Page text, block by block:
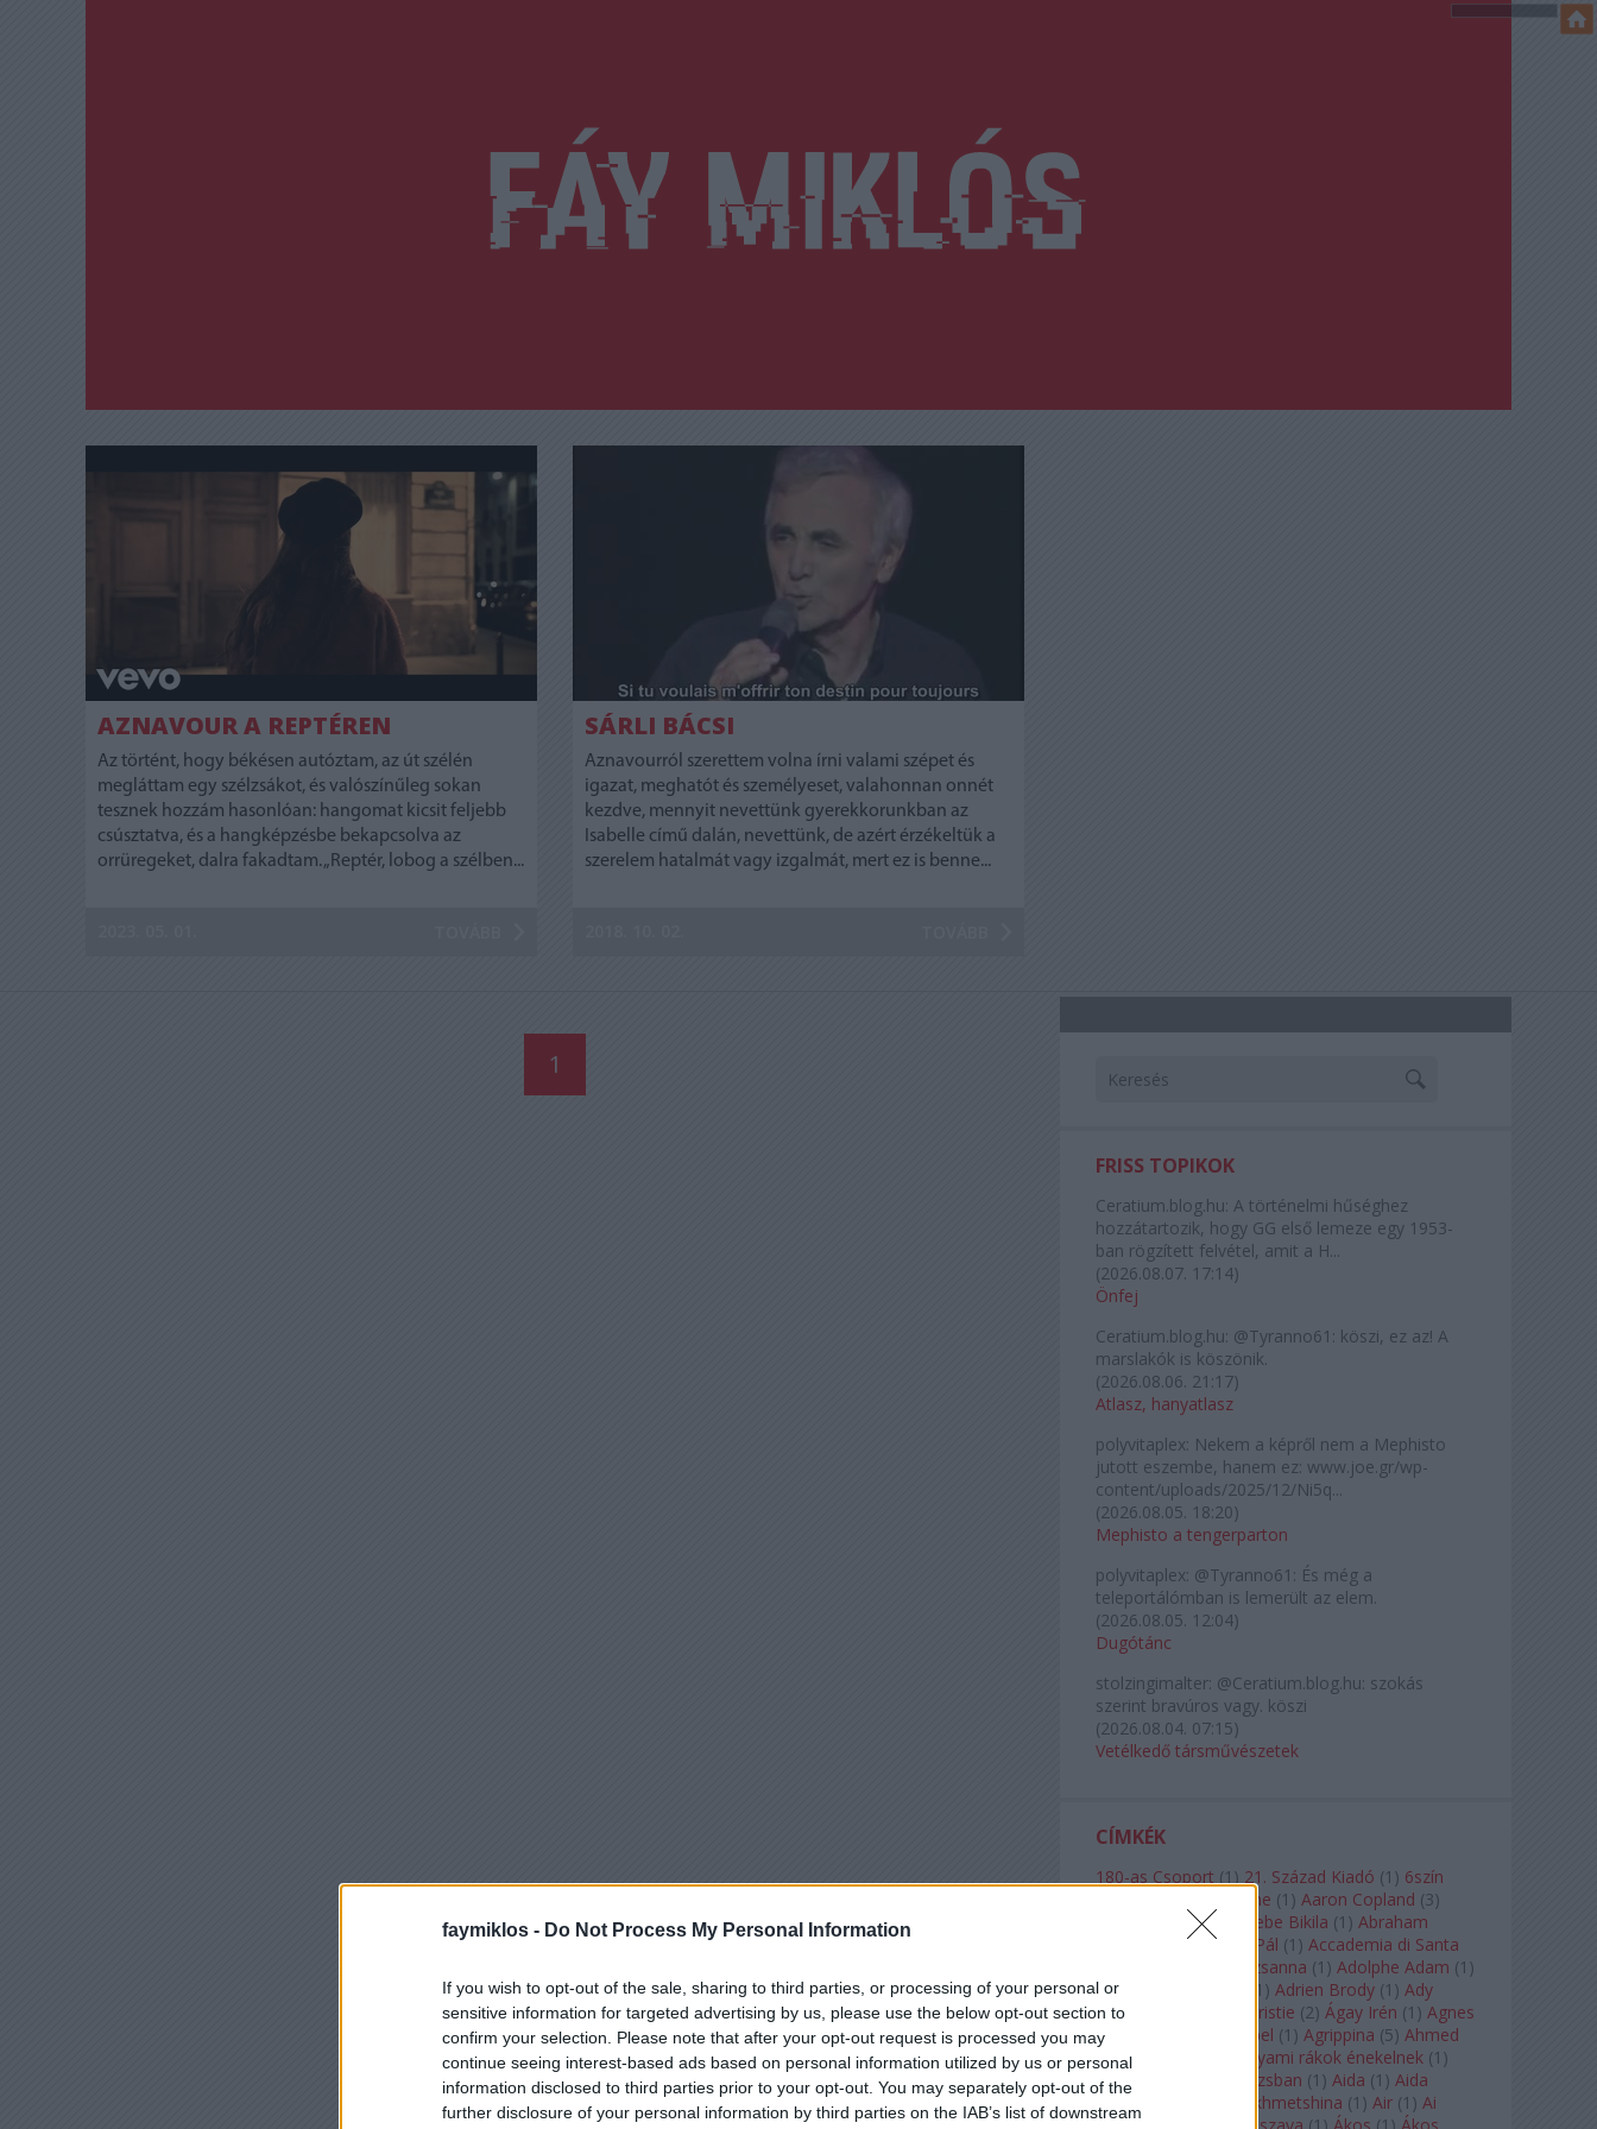
faymiklos - Do Not Process My Personal Information
If you wish to opt-out of the sale, sharing to third parties, or processing of your personal or
sensitive information for targeted advertising by us, please use the below opt-out section to
confirm your selection. Please note that after your opt-out request is processed you may
continue seeing interest-based ads based on personal information utilized by us or personal
information disclosed to third parties prior to your opt-out. You may separately opt-out of the
further disclosure of your personal information by third parties on the IAB’s list of downstream
AZNAVOUR A REPTÉREN
Az történt, hogy békésen autóztam, az út szélén
megláttam egy szélzsákot, és valószínűleg sokan
tesznek hozzám hasonlóan: hangomat kicsit feljebb
csúsztatva, és a hangképzésbe bekapcsolva az
orrüregeket, dalra fakadtam. „Reptér, lobog a szélben...
SÁRLI BÁCSI
Aznavourról szerettem volna írni valami szépet és
igazat, meghatót és személyeset, valahonnan onnét
kezdve, mennyit nevettünk gyerekkorunkban az
Isabelle című dalán, nevettünk, de azért érzékeltük a
szerelem hatalmát vagy izgalmát, mert ez is benne...
1
FRISS TOPIKOK
Ceratium.blog.hu: A történelmi hűséghez
hozzátartozik, hogy GG első lemeze egy 1953-
ban rögzített felvétel, amit a H...
(2026.08.07. 17:14)
Önfej
Ceratium.blog.hu: @Tyranno61: köszi, ez az! A
marslakók is köszönik.
(2026.08.06. 21:17)
Atlasz, hanyatlasz
polyvitaplex: Nekem a képről nem a Mephisto
jutott eszembe, hanem ez: www.joe.gr/wp-
content/uploads/2025/12/Ni5q...
(2026.08.05. 18:20)
Mephisto a tengerparton
polyvitaplex: @Tyranno61: És még a
teleportálómban is lemerült az elem.
(2026.08.05. 12:04)
Dugótánc
stolzingimalter: @Ceratium.blog.hu: szokás
szerint bravúros vagy. köszi
(2026.08.04. 07:15)
Vetélkedő társművészetek
CÍMKÉK
180-as Csoport (1 ) 21. Század Kiadó (1 ) 6szín
A. A. Milne (1 ) Aaron Copland (3)
Aaron Rosand ( Abebe Bikila (1 ) Abraham
Ábrahám Pál (1 ) Accademia di Santa
Ádám Zsuzsanna (1 ) Adolphe Adam (1 )
Adriana Lecouvreur
1 ) Adrien Brody (1 ) Ady
Endre
Agatha Christie (2) Ágay Irén (1 ) Agnes
Baltsa
Agnes Giebel (1 ) Agrippina (5) Ahmed
Szadavi
Ahol a folyami rákok énekelnek (1 )
Ahol a nap felkel Párizsban (1 ) Aida (1 ) Aida
Garifullina
Aigul Akhmetshina (1 ) Air (1 ) Ai